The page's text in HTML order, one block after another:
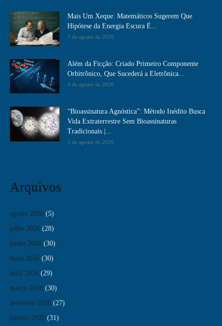
Mais Um Xeque: Matemáticos Sugerem Que
Hipótese da Energia Escura É...
5 de agosto de 2026
Além da Ficção: Criado Primeiro Componente
Orbitrônico, Que Sucederá a Eletrônica...
4 de agosto de 2026
“Bioassinatura Agnóstica”: Método Inédito Busca
Vida Extraterrestre Sem Bioassinaturas
Tradicionais |...
3 de agosto de 2026
Arquivos
agosto 2026 (5)
julho 2026 (28)
junho 2026 (30)
maio 2026 (30)
abril 2026 (29)
março 2026 (30)
fevereiro 2026 (27)
janeiro 2026 (31)